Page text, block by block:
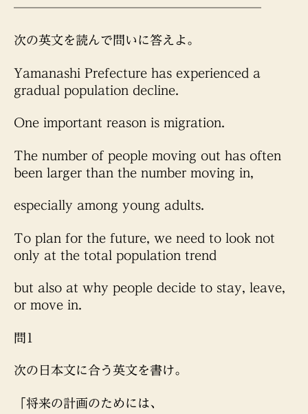
────────────────────
次の英文を読んで問いに答えよ。
Yamanashi Prefecture has experienced a
gradual population decline.
One important reason is migration.
The number of people moving out has often
been larger than the number moving in,
especially among young adults.
To plan for the future, we need to look not
only at the total population trend
but also at why people decide to stay, leave,
or move in.
問1
次の日本文に合う英文を書け。
「将来の計画のためには、